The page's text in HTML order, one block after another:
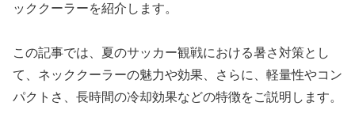
ッククーラーを紹介します。
この記事では、夏のサッカー観戦における暑さ対策とし
て、ネッククーラーの魅力や効果、さらに、軽量性やコン
パクトさ、長時間の冷却効果などの特徴をご説明します。